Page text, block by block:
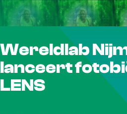
r
d
e
Wereldlab
lanceert
LENS